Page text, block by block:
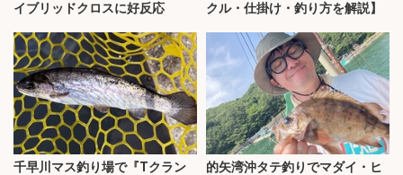
イブリッドクロスに好反応
クル・仕掛け・釣り方を解説】
千早川マス釣り場で『Tクラン
的矢湾沖タテ釣りでマダイ・ヒ